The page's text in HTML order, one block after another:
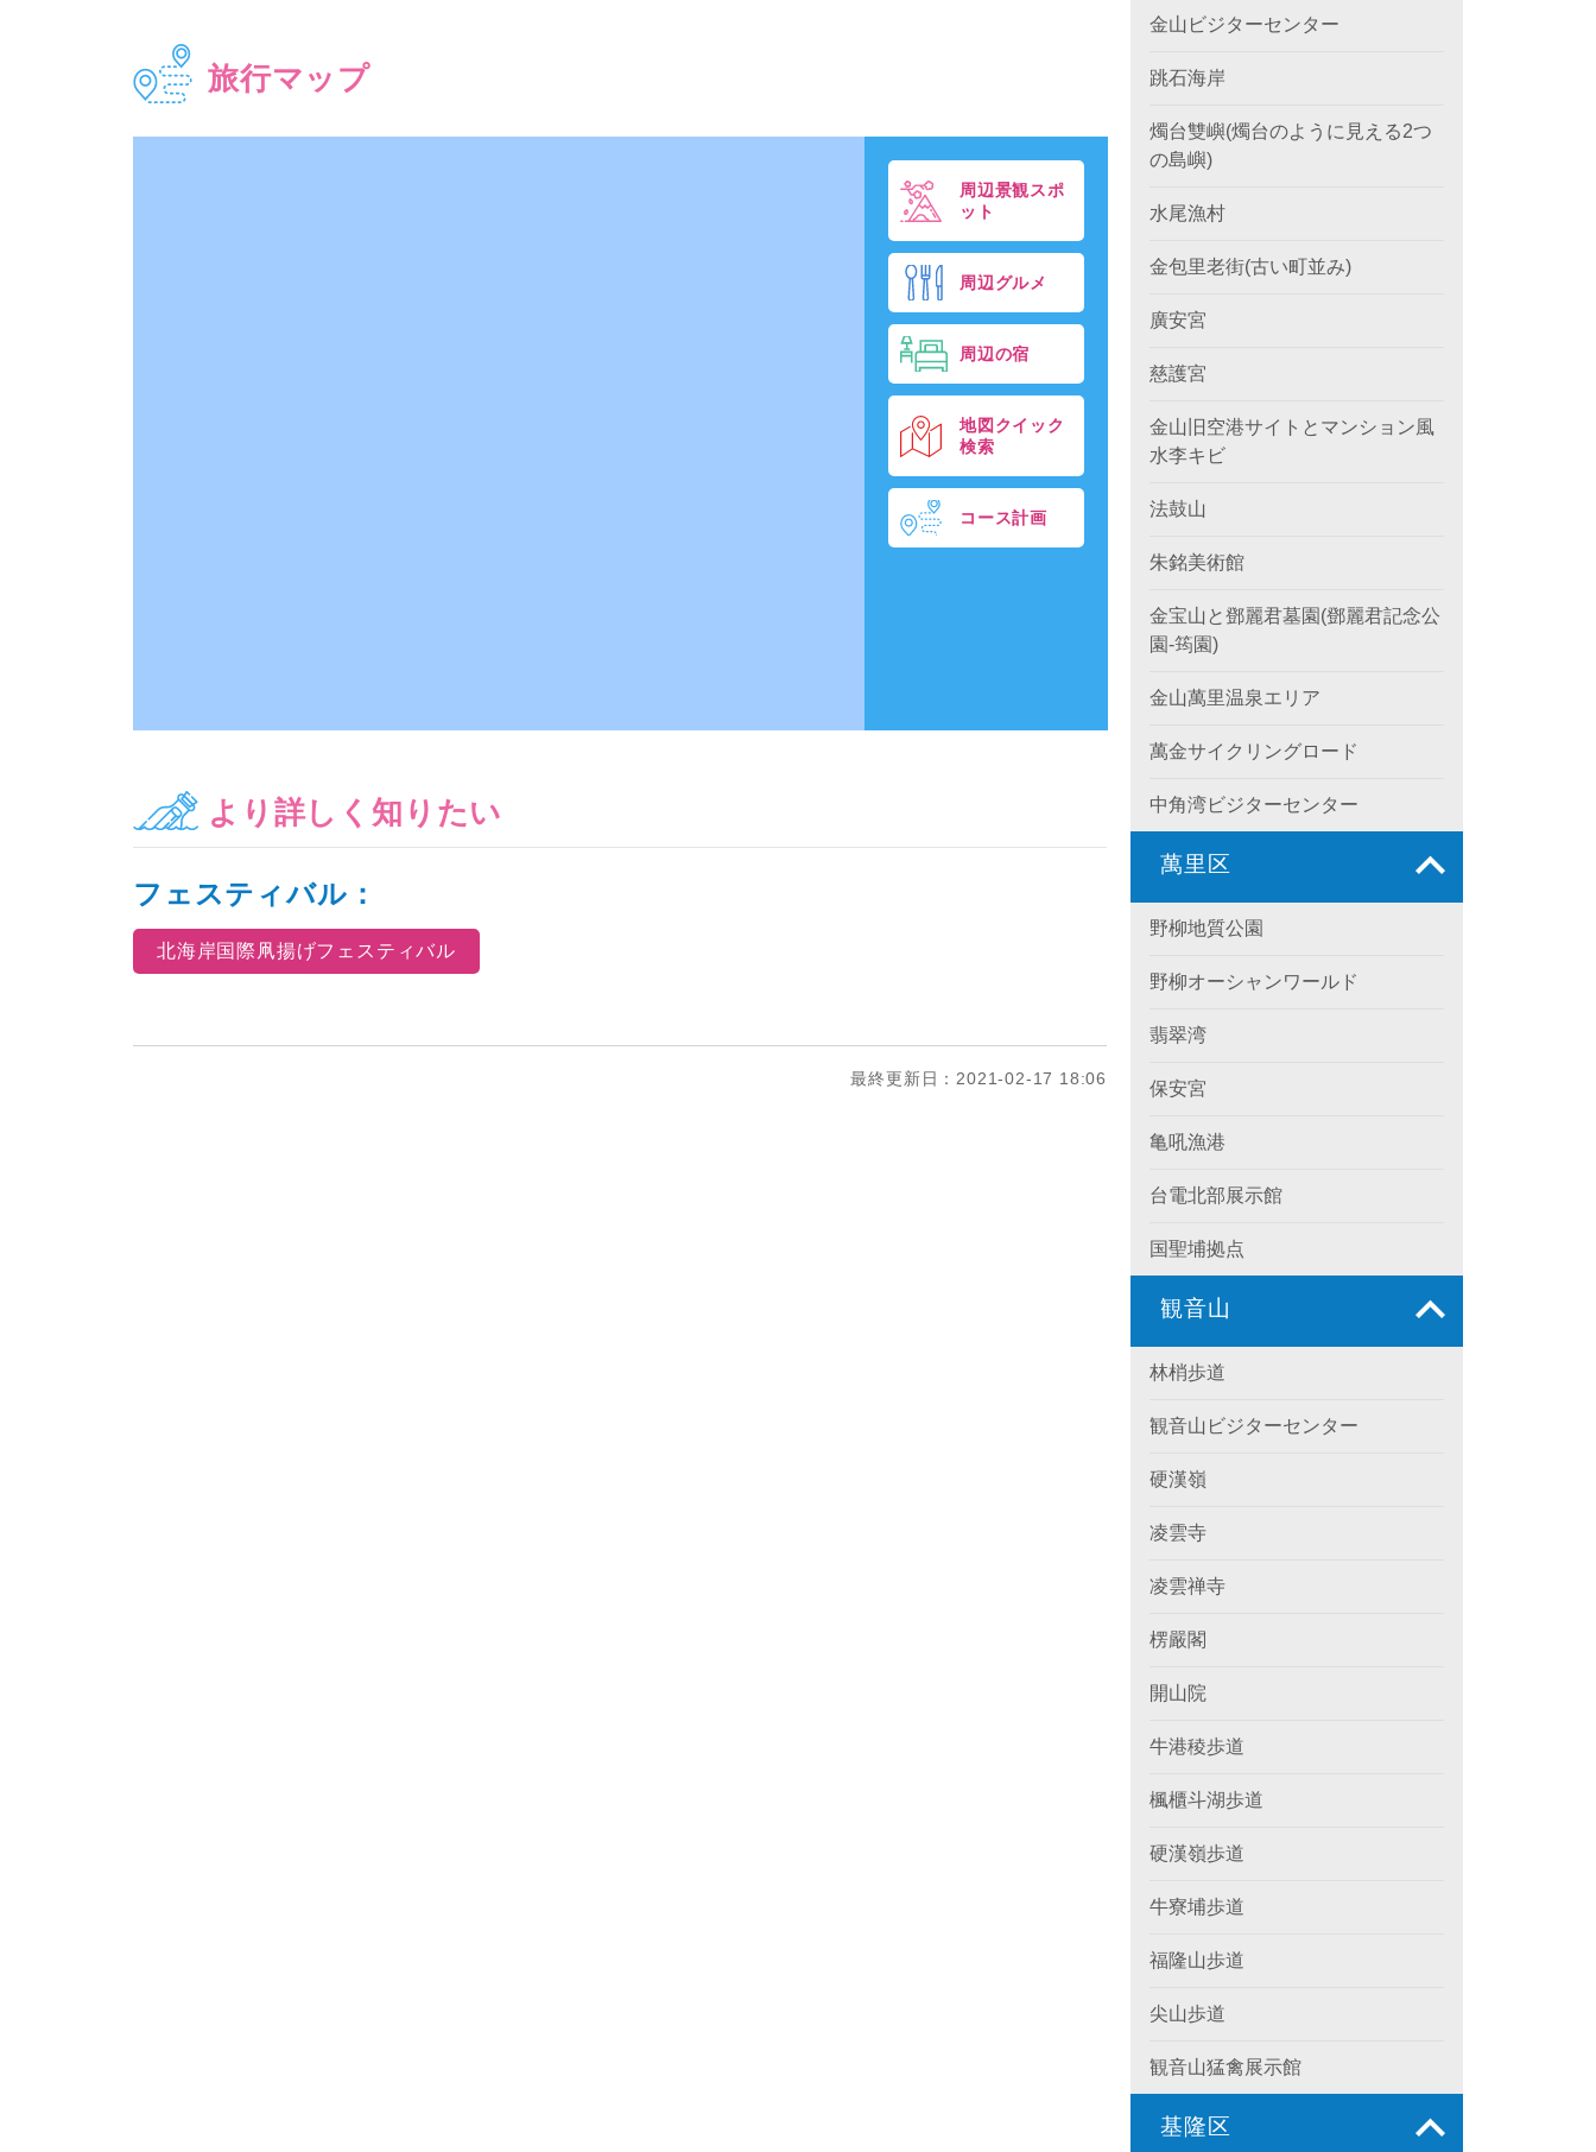
旅行マップ
周辺景観スポ
ット
周辺グルメ
周辺の宿
地図クイック
検索
コース計画
より詳しく知りたい
フェスティバル：
北海岸国際凧揚げフェスティバル
最終更新日：2021-02-17 18:06
金山ビジターセンター
跳石海岸
燭台雙嶼(燭台のように見える2つ
の島嶼)
水尾漁村
金包里老街(古い町並み)
廣安宮
慈護宮
金山旧空港サイトとマンション風
水李キビ
法鼓山
朱銘美術館
金宝山と鄧麗君墓園(鄧麗君記念公
園-筠園)
金山萬里温泉エリア
萬金サイクリングロード
中角湾ビジターセンター
萬里区
野柳地質公園
野柳オーシャンワールド
翡翠湾
保安宮
亀吼漁港
台電北部展示館
国聖埔拠点
観音山
林梢歩道
観音山ビジターセンター
硬漢嶺
凌雲寺
凌雲禅寺
楞嚴閣
開山院
牛港稜歩道
楓櫃斗湖歩道
硬漢嶺歩道
牛寮埔歩道
福隆山歩道
尖山歩道
観音山猛禽展示館
基隆区